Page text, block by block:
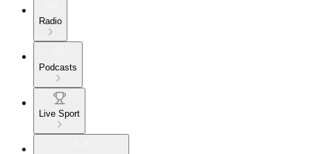
Radio
Podcasts
Live Sport